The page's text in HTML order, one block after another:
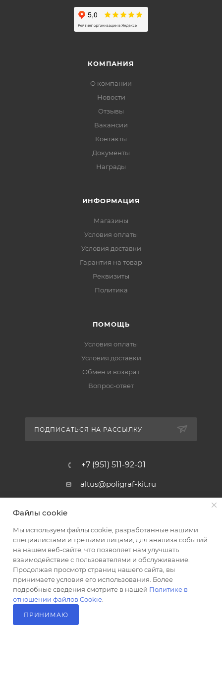
КОМПАНИЯ
О компании
Новости
Отзывы
Вакансии
Контакты
Документы
Награды
ИНФОРМАЦИЯ
Магазины
Условия оплаты
Условия доставки
Гарантия на товар
Реквизиты
Политика
ПОМОЩЬ
Условия оплаты
Условия доставки
Обмен и возврат
Вопрос-ответ
ПОДПИСАТЬСЯ НА РАССЫЛКУ
+7 (951) 511-92-01
altus@poligraf-kit.ru
Ростовская обл, Аксайский р-н,
Кольцо, 3, ТЦ "Альтус" 1 этаж
Показать на карте
2026 © Полиграф кит - интернет-магазин
Файлы cookie
Мы используем файлы cookie, разработанные нашими
специалистами и третьими лицами, для анализа событий
на нашем веб-сайте, что позволяет нам улучшать
взаимодействие с пользователями и обслуживание.
Продолжая просмотр страниц нашего сайта, вы
принимаете условия его использования. Более
подробные сведения смотрите в нашей Политике в
отношении файлов Cookie
ПРИНИМАЮ